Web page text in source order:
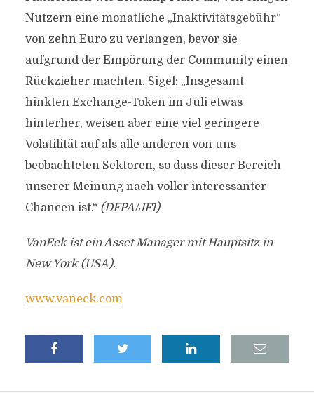
Nutzern eine monatliche „Inaktivitätsgebühr“
von zehn Euro zu verlangen, bevor sie
aufgrund der Empörung der Community einen
Rückzieher machten. Sigel: „Insgesamt
hinkten Exchange-Token im Juli etwas
hinterher, weisen aber eine viel geringere
Volatilität auf als alle anderen von uns
beobachteten Sektoren, so dass dieser Bereich
unserer Meinung nach voller interessanter
Chancen ist.“ (DFPA/JF1)
VanEck ist ein Asset Manager mit Hauptsitz in
New York (USA).
www.vaneck.com